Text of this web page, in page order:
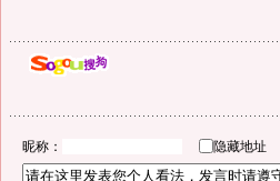
昵称： 隐藏地址